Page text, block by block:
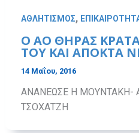
ΑΘΛΗΤΙΣΜΟΣ,
Ο ΑΟ ΘΗΡΑΣ
ΤΟΥ ΚΑΙ ΑΠΟΚΤΑ
14 Μαΐου, 2016
ΑΝΑΝΕΩΣΕ Η ΜΟΥΝΤΑΚΗ-
ΤΣΟΧΑΤΖΗ